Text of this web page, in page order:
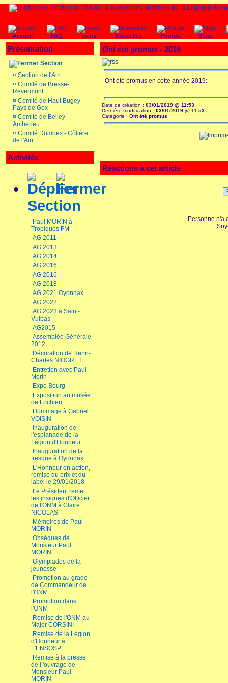
Accueil FAQ Liens Nouvelles Photos Stats
Présentation
Section
¤ Section de l'Ain
¤ Comité de Bresse-
Revermont
¤ Comité de Haut Bugey -
Pays de Gex
¤ Comité de Belley -
Amberieu
¤ Comité Dombes - Côtière
de l'Ain
Activités
Section
Paul MORIN à
Tropiques FM
AG 2011
AG 2013
AG 2014
AG 2016
AG 2016
AG 2018
AG 2021 Oyonnax
AG 2022
AG 2023 à Saint-
Vulbas
AG2015
Assemblée Générale
2012
Décoration de Henri-
Charles NIOGRET
Entretien avec Paul
Morin
Expo Bourg
Exposition au musée
de Lochieu
Hommage à Gabriel
VOISIN
Inauguration de
l'esplanade de la
Légion d'Honneur
Inauguration de la
fresque à Oyonnax
L'Honneur en action,
remise du prix et du
label le 29/01/2018
Le Président remet
les insignes d'Officier
de l'ONM à Claire
NICOLAS
Mémoires de Paul
MORIN
Obsèques de
Monsieur Paul
MORIN
Olympiades de la
jeunesse
Promotion au grade
de Commandeur de
l'ONM
Promotion dans
l'ONM
Remise de l'ONM au
Major CORSINI
Remise de la Légion
d'Honneur à
L'ENSOSP
Remise à la presse
de l 'ouvrage de
Monsieur Paul
MORIN
Ont été promus - 2019
Ont été promus en cette année 2019:
Date de création : 03/01/2019 @ 11:53
Dernière modification : 03/01/2019 @ 11:53
Catégorie : Ont été promus
Réactions à cet article
Personne n'a